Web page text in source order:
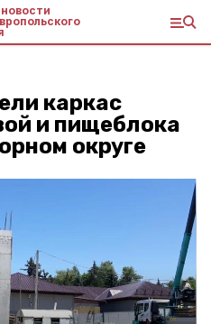
каркас
и пищеблока
округе